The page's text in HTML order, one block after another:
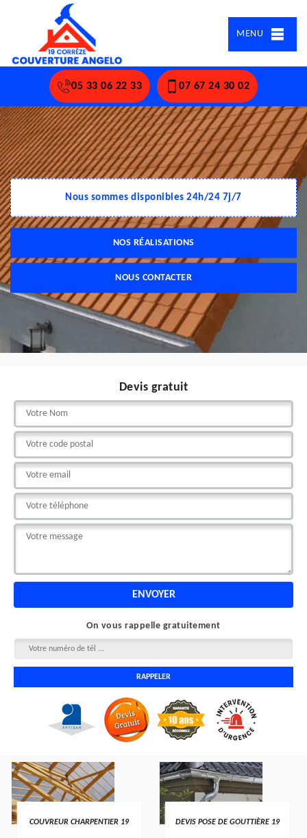
MENU
05 33 06 22 33 07 67 24 30 02
Nous sommes disponibles 24h/24 7j/7
NOS RÉALISATIONS
NOUS CONTACTER
Devis gratuit
On vous rappelle gratuitement
COUVREUR CHARPENTIER 19 DEVIS POSE DE GOUTTIÈRE 19